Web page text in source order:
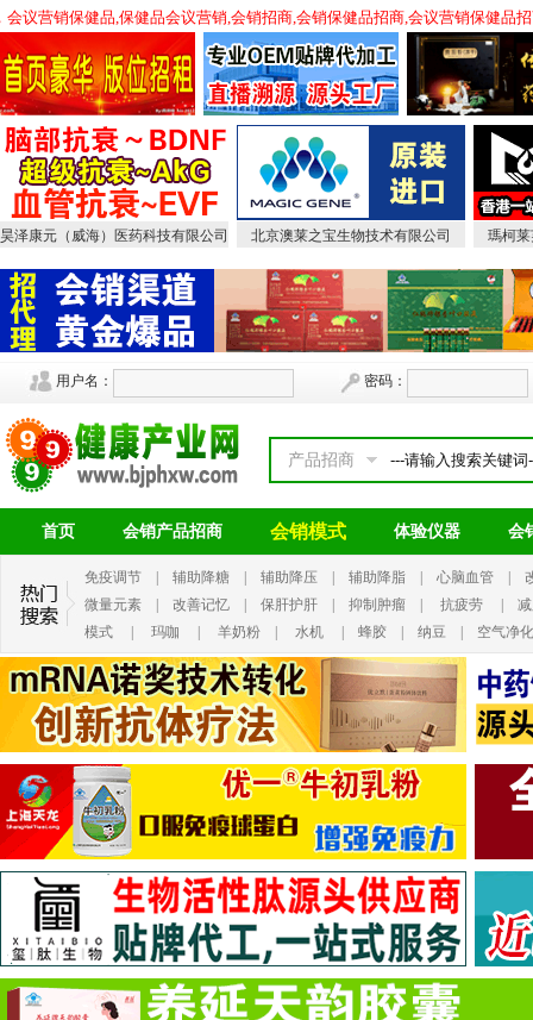
保健品,保健品会议营销,会销招商,会销保健品招商,会议营销保健品招商,
昊泽康元（威海）医药科技有限公司 北京澳莱之宝生物技术有限公司 瑪柯
用户名： 密码：
产品招商
首页 会销产品招商 会销模式 体验仪器 会
免疫调节 辅助降糖 辅助降压 辅助降脂 心脑血管
微量元素
改善记忆 保肝护肝 抑制肿瘤 抗疲劳
模式
玛咖 羊奶粉 水机 蜂胶 纳豆 空气净